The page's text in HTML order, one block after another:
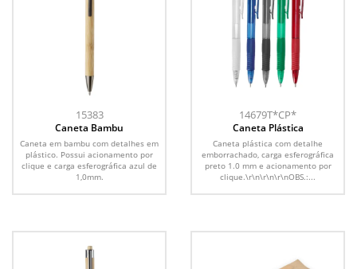
15383
Caneta Bambu
Caneta em bambu com detalhes em
plástico. Possui acionamento por
clique e carga esferográfica azul de
1,0mm.
14679T*CP*
Caneta Plástica
Caneta plástica com detalhe
emborrachado, carga esferográfica
preto 1.0 mm e acionamento por
clique.\r\n\r\n\r\nOBS.:...